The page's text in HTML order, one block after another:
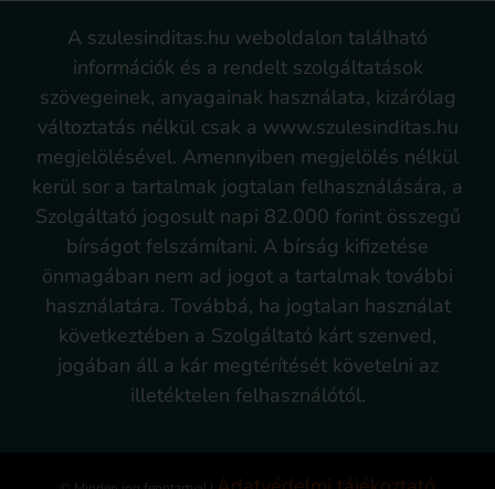
A szulesinditas.hu weboldalon található
információk és a rendelt szolgáltatások
szövegeinek, anyagainak használata, kizárólag
változtatás nélkül csak a www.szulesinditas.hu
megjelölésével. Amennyiben megjelölés nélkül
kerül sor a tartalmak jogtalan felhasználására, a
Szolgáltató jogosult napi 82.000 forint összegű
bírságot felszámítani. A bírság kifizetése
önmagában nem ad jogot a tartalmak további
használatára. Továbbá, ha jogtalan használat
következtében a Szolgáltató kárt szenved,
jogában áll a kár megtérítését követelni az
illetéktelen felhasználótól.